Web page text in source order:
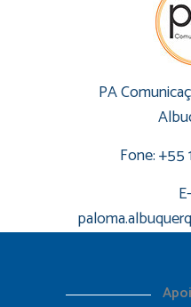
PA
Fone: +55